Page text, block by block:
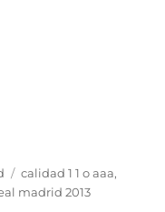
Etiquetas
calidad 1 1 o aaa,
madrid 2013